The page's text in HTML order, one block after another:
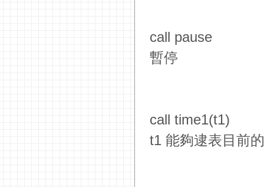
call pause
暫停
call time1(t1)
t1 能夠逮表目前